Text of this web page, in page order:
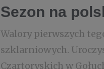
Sezon na
Walory pierwszych
szklarniowych.
Czartoryskich w